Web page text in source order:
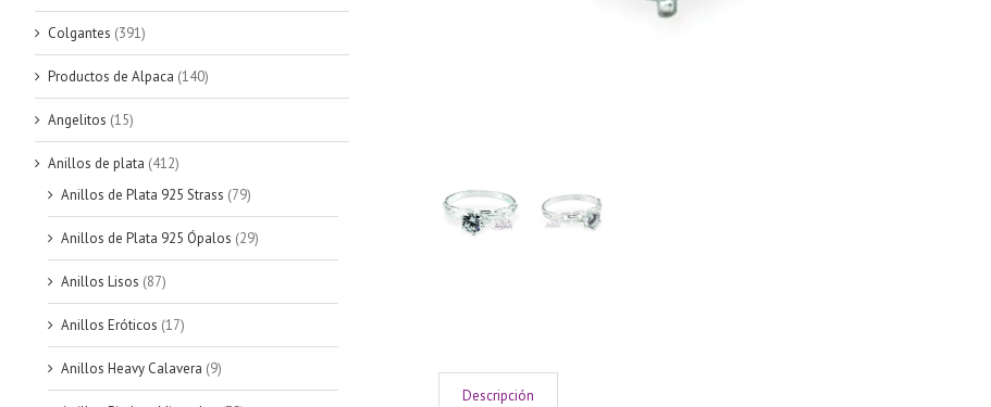
Descripción
Colgantes (391)
Productos de Alpaca (140)
Angelitos (15)
Anillos de plata (412)
Anillos de Plata 925 Strass (79)
Anillos de Plata 925 Ópalos (29)
Anillos Lisos (87)
Anillos Eróticos (17)
Anillos Heavy Calavera (9)